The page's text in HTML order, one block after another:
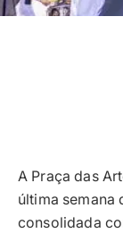
A Praça das
última semana
consolidada